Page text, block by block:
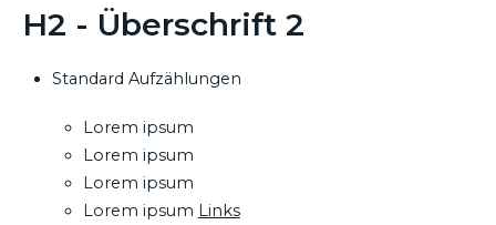
H2 - Überschrift 2
Standard Aufzählungen
Lorem ipsum
Lorem ipsum
Lorem ipsum
Lorem ipsum Links